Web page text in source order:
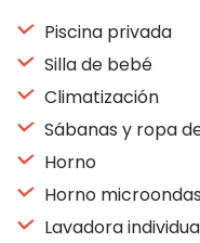
Piscina privada
Silla de bebé
Climatización
Sábanas y ropa
Horno
Horno microondas
Lavadora